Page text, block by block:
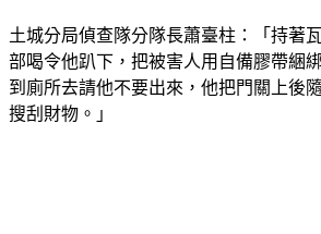
土城分局偵查隊分隊長蕭臺柱：「持著
部喝令他趴下，把被害人用自備膠帶綑
到廁所去請他不要出來，他把門關上後
搜刮財物。」